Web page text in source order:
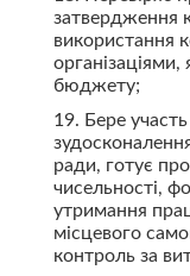
затвердження
використання
організаціями,
бюджету;
19. Бере
ради, готує
чисельності,
утримання
місцевого
контроль за